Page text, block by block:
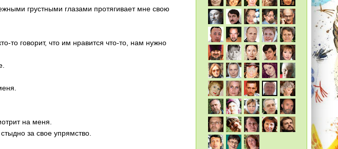
грустными глазами протягивает мне свою
то говорит, что им нравится что-то, нам нужно
на меня.
за свое упрямство.